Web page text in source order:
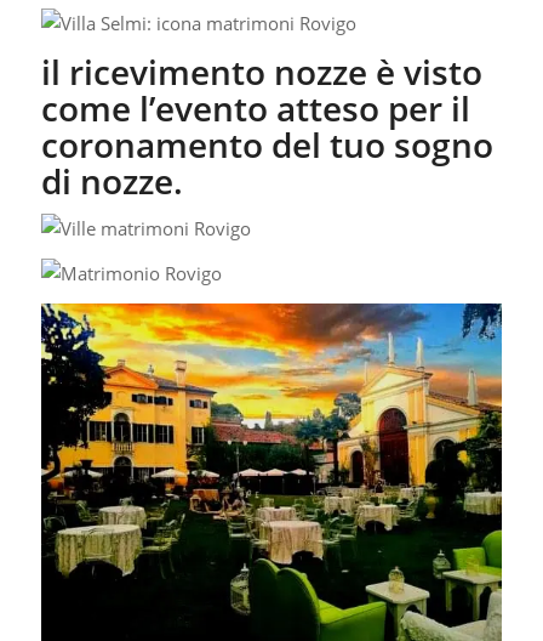
il ricevimento nozze è visto
come l’evento atteso per il
coronamento del tuo sogno
di nozze.